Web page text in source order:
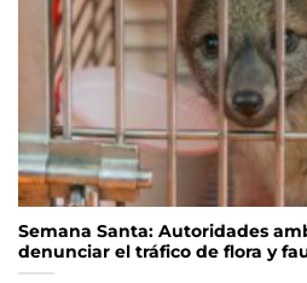
Semana Santa: Autoridades
denunciar el tráfico de flora y